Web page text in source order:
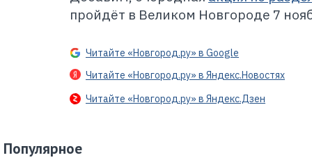
пройдёт в Великом Новгороде 7
Читайте «Новгород.ру» в Google
Читайте «Новгород.ру» в Яндекс.Новостях
Читайте «Новгород.ру» в Яндекс.Дзен
Популярное